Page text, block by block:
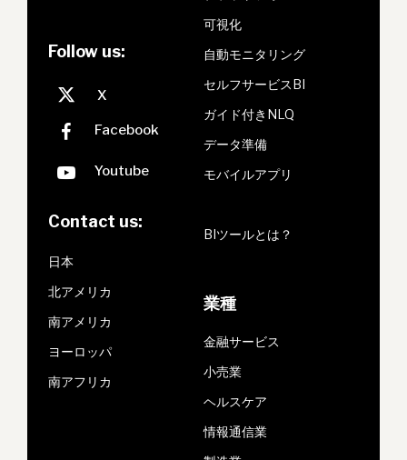
Follow us:
Contact us:
日本
北アメリカ
南アメリカ
ヨーロッパ
南アフリカ
可視化
自動モニタリング
セルフサービスBI
ガイド付きNLQ
データ準備
モバイルアプリ
BIツールとは？
業種
金融サービス
小売業
ヘルスケア
情報通信業